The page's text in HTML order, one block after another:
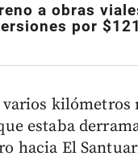
a obras
por
kilómetros
estaba
hacia El